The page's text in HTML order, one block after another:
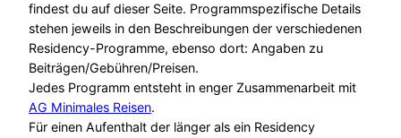
findest du auf dieser Seite. Programmspezifische Details
stehen jeweils in den Beschreibungen der verschiedenen
Residency-Programme, ebenso dort: Angaben zu
Beiträgen/Gebühren/Preisen.
Jedes Programm entsteht in enger Zusammenarbeit mit
AG Minimales Reisen.
Für einen Aufenthalt der länger als ein Residency